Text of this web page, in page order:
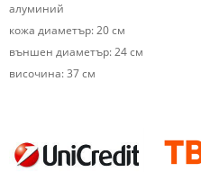
алуминий
кожа диаметър: 20 см
външен диаметър: 24 см
височина: 37 см